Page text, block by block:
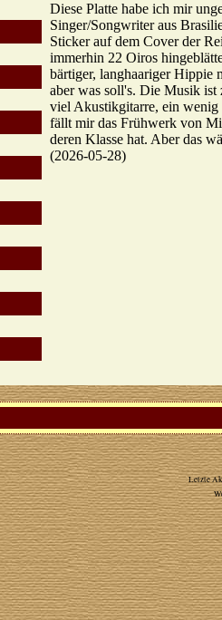
Diese Platte habe ich mir
Singer/Songwriter aus
Sticker auf dem Cover der
immerhin 22 Oiros
bärtiger, langhaariger Hippie
aber was soll's. Die Musik ist
viel Akustikgitarre, ein wenig
fällt mir das Frühwerk von
deren Klasse hat. Aber das
(2026-05-28)
Letzte